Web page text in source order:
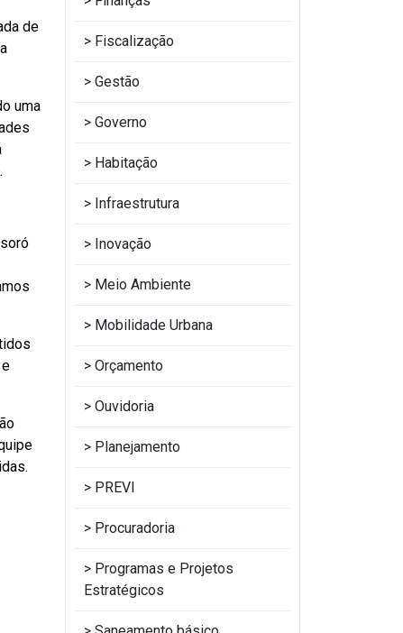
de
uma
Fiscalização
Gestão
Governo
Habitação
Infraestrutura
Inovação
Meio Ambiente
Mobilidade Urbana
Orçamento
Ouvidoria
Planejamento
PREVI
Procuradoria
Programas e Projetos
Estratégicos